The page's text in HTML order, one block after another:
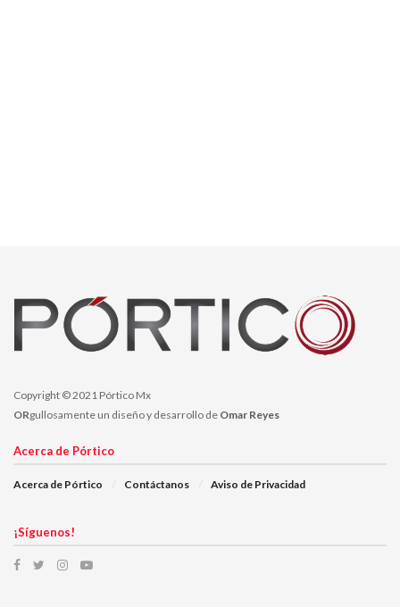
Copyright © 2021 Pórtico Mx
ORgullosamente un diseño y desarrollo de Omar Reyes
Acerca de Pórtico
Acerca de Pórtico Contáctanos Aviso de Privacidad
¡Síguenos!